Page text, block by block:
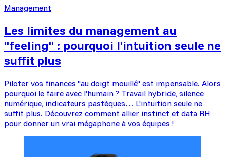
Management
Les limites du management au
"feeling" : pourquoi l'intuition seule ne
suffit plus
Piloter vos finances "au doigt mouillé" est impensable. Alors
pourquoi le faire avec l'humain ? Travail hybride, silence
numérique, indicateurs pastèques… L'intuition seule ne
suffit plus. Découvrez comment allier instinct et data RH
pour donner un vrai mégaphone à vos équipes !